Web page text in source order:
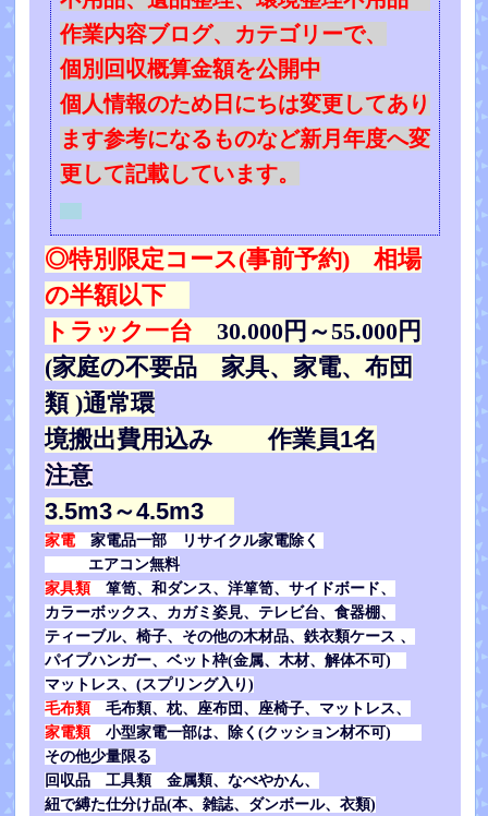
作業内容ブログ、カテゴリーで、
個別回収概算金額を公開中
個人情報のため日にちは変更してあり
ます参考になるものなど新月年度へ変
更して記載しています。
◎特別限定コース(事前予約) 相場
の半額以下
トラック一台 30.000円～55.000円
(家庭の不要品 家具、家電、布団
類 )通常環
境搬出費用込み 作業員1名
注意
3.5m3～4.5m3
家電 家電品一部 リサイクル家電除く
エアコン無料
家具類箪笥、和ダンス、洋箪笥、サイドボード、
カラーボックス、カガミ姿見、テレビ台、食器棚、
ティーブル、椅子、その他の木材品、鉄衣類ケース 、
パイプハンガー、ベット枠(金属、木材、解体不可)
マットレス、(スプリング入り)
毛布類毛布類、枕、座布団、座椅子、マットレス、
家電類小型家電一部は、除く(クッション材不可)
その他少量限る
回収品 工具類 金属類、なべやかん、
紐で縛た仕分け品(本、雑誌、ダンボール、衣類)